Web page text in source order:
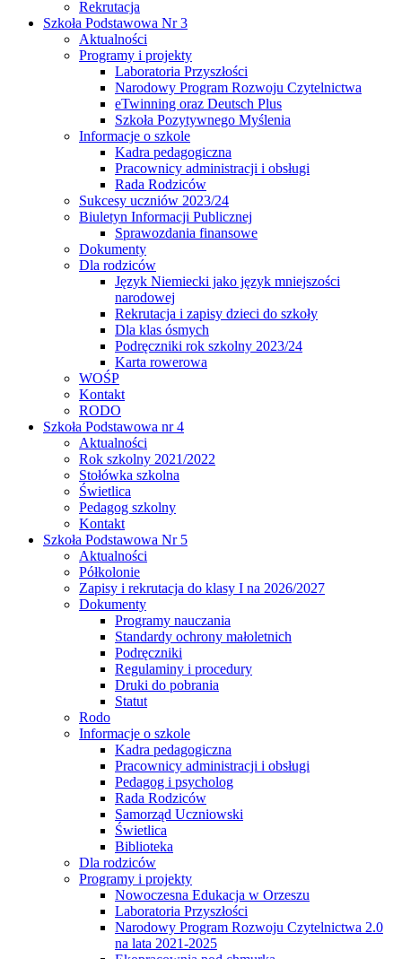
Rekrutacja
Szkoła Podstawowa Nr 3
Aktualności
Programy i projekty
Laboratoria Przyszłości
Narodowy Program Rozwoju Czytelnictwa
eTwinning oraz Deutsch Plus
Szkoła Pozytywnego Myślenia
Informacje o szkole
Kadra pedagogiczna
Pracownicy administracji i obsługi
Rada Rodziców
Sukcesy uczniów 2023/24
Biuletyn Informacji Publicznej
Sprawozdania finansowe
Dokumenty
Dla rodziców
Język Niemiecki jako język mniejszości
narodowej
Rekrutacja i zapisy dzieci do szkoły
Dla klas ósmych
Podręczniki rok szkolny 2023/24
Karta rowerowa
WOŚP
Kontakt
RODO
Szkoła Podstawowa nr 4
Aktualności
Rok szkolny 2021/2022
Stołówka szkolna
Świetlica
Pedagog szkolny
Kontakt
Szkoła Podstawowa Nr 5
Aktualności
Półkolonie
Zapisy i rekrutacja do klasy I na 2026/2027
Dokumenty
Programy nauczania
Standardy ochrony małoletnich
Podręczniki
Regulaminy i procedury
Druki do pobrania
Statut
Rodo
Informacje o szkole
Kadra pedagogiczna
Pracownicy administracji i obsługi
Pedagog i psycholog
Rada Rodziców
Samorząd Uczniowski
Świetlica
Biblioteka
Dla rodziców
Programy i projekty
Nowoczesna Edukacja w Orzeszu
Laboratoria Przyszłości
Narodowy Program Rozwoju Czytelnictwa 2.0
na lata 2021-2025